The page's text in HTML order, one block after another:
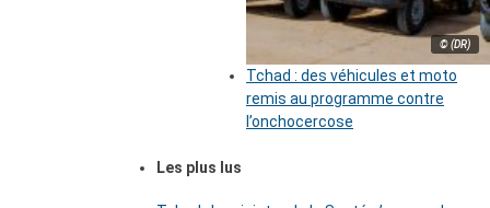
© (DR)
Tchad : des véhicules et moto
remis au programme contre
l’onchocercose
Les plus lus